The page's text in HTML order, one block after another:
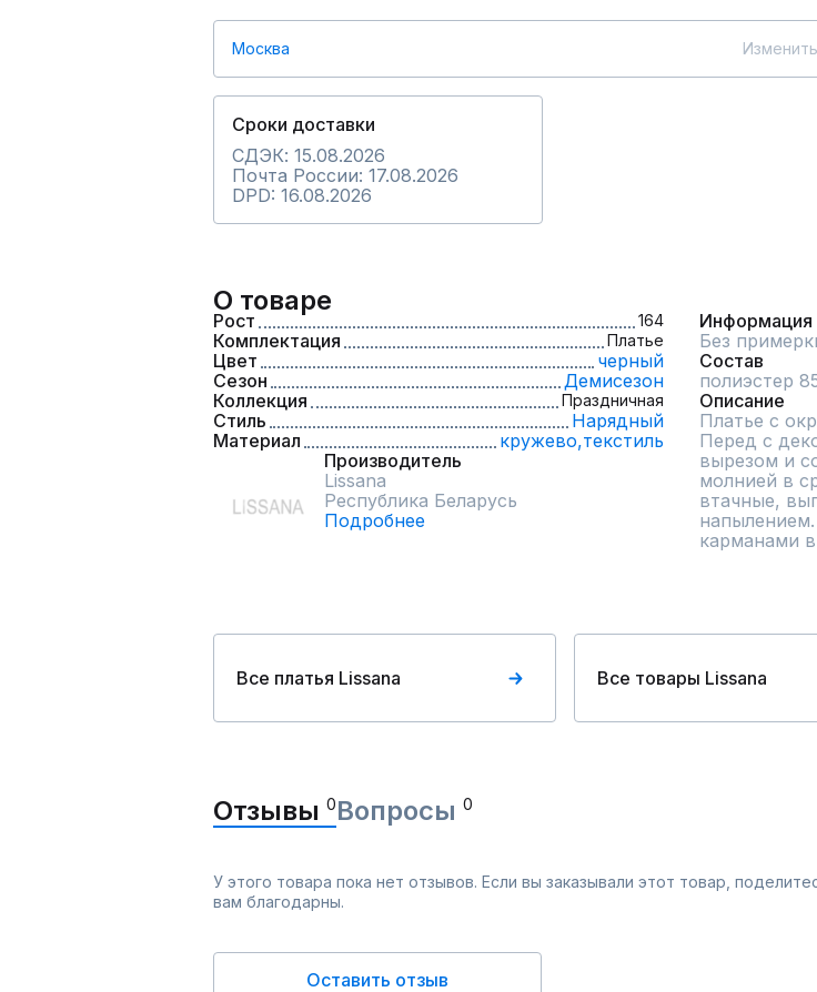
Москва
Сроки доставки
СДЭК: 15.08.2026
Почта России: 17.08.2026
DPD: 16.08.2026
О товаре
Рост 164
Комплектация Платье
Цвет
черный
Сезон
Демисезон
Коллекция
Праздничная
Стиль
Нарядный
Материал
кружево,текстиль
Производитель
Lissana
Республика Беларусь
Подробнее
Информация
Без
Состав
полиэстер
Описание
Платье с
Перед с
вырезом и
молнией в
втачные,
карманами
Все платья Lissana Все товары Lissana
Отзывы 0Вопросы 0
У этого товара пока нет отзывов. Если вы заказывали этот товар,
вам благодарны.
Оставить отзыв